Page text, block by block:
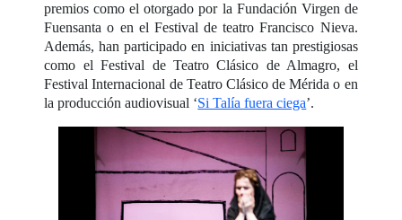
premios como el otorgado por la Fundación Virgen de
Fuensanta o en el Festival de teatro Francisco Nieva.
Además, han participado en iniciativas tan prestigiosas
como el Festival de Teatro Clásico de Almagro, el
Festival Internacional de Teatro Clásico de Mérida o en
la producción audiovisual ‘Si Talía fuera ciega’.